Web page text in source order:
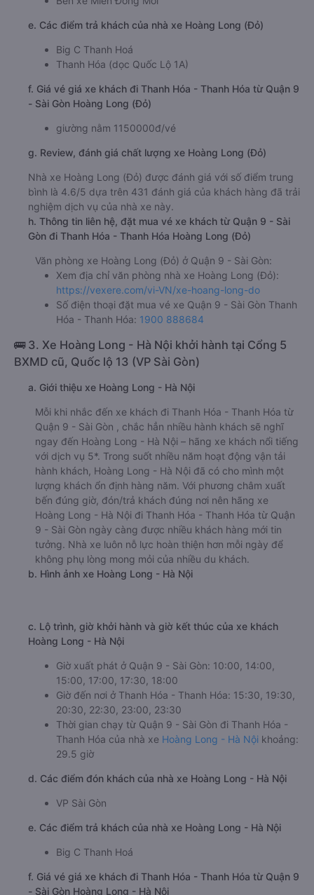
e. Các điểm trả khách của nhà xe Hoàng Long (Đỏ)
Big C Thanh Hoá
Thanh Hóa (dọc Quốc Lộ 1A)
f. Giá vé giá xe khách đi Thanh Hóa - Thanh Hóa từ Quận 9
- Sài Gòn Hoàng Long (Đỏ)
giường nằm 1150000đ/vé
g. Review, đánh giá chất lượng xe Hoàng Long (Đỏ)
Nhà xe Hoàng Long (Đỏ) được đánh giá với số điểm trung
bình là 4.6/5 dựa trên 431 đánh giá của khách hàng đã trải
nghiệm dịch vụ của nhà xe này.
h. Thông tin liên hệ, đặt mua vé xe khách từ Quận 9 - Sài
Gòn đi Thanh Hóa - Thanh Hóa Hoàng Long (Đỏ)
Văn phòng xe Hoàng Long (Đỏ) ở Quận 9 - Sài Gòn:
Xem địa chỉ văn phòng nhà xe Hoàng Long (Đỏ):
https://vexere.com/vi-VN/xe-hoang-long-do
Số điện thoại đặt mua vé xe Quận 9 - Sài Gòn Thanh
Hóa - Thanh Hóa: 1900 888684
🚌 3. Xe Hoàng Long - Hà Nội khởi hành tại Cổng 5
BXMD cũ, Quốc lộ 13 (VP Sài Gòn)
a. Giới thiệu xe Hoàng Long - Hà Nội
Mỗi khi nhắc đến xe khách đi Thanh Hóa - Thanh Hóa từ
Quận 9 - Sài Gòn , chắc hẳn nhiều hành khách sẽ nghĩ
ngay đến Hoàng Long - Hà Nội – hãng xe khách nổi tiếng
với dịch vụ 5*. Trong suốt nhiều năm hoạt động vận tải
hành khách, Hoàng Long - Hà Nội đã có cho mình một
lượng khách ổn định hàng năm. Với phương châm xuất
bến đúng giờ, đón/trả khách đúng nơi nên hãng xe
Hoàng Long - Hà Nội đi Thanh Hóa - Thanh Hóa từ Quận
9 - Sài Gòn ngày càng được nhiều khách hàng mới tin
tưởng. Nhà xe luôn nỗ lực hoàn thiện hơn mỗi ngày để
không phụ lòng mong mỏi của nhiều du khách.
b. Hình ảnh xe Hoàng Long - Hà Nội